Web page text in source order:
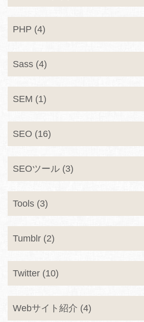
PHP (4)
Sass (4)
SEM (1)
SEO (16)
SEOツール (3)
Tools (3)
Tumblr (2)
Twitter (10)
Webサイト紹介 (4)